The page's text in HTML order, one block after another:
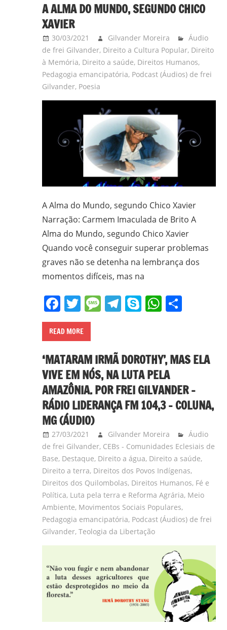
A ALMA DO MUNDO, SEGUNDO CHICO
XAVIER
30/03/2021 Gilvander Moreira
Áudio
de frei Gilvander, Direito a Cultura Popular, Direito
à Memória, Direito a saúde, Direitos Humanos,
Pedagogia emancipatória, Podcast (Áudios) de frei
Gilvander, Poesia
A Alma do Mundo, segundo Chico Xavier
Narração: Carmem Imaculada de Brito A
Alma do Mundo, segundo Chico Xavier
Quando você conseguir superar problemas
graves não se detenha na lembrança dos
momentos difíceis, mas na
Facebook
Twitter
Message
Telegram
SkypeShare
READ MORE
‘MATARAM IRMÃ DOROTHY’, MAS ELA
VIVE EM NÓS, NA LUTA PELA
AMAZÔNIA. POR FREI GILVANDER –
RÁDIO LIDERANÇA FM 104,3 – COLUNA,
MG (ÁUDIO)
27/03/2021 Gilvander Moreira
Áudio
de frei Gilvander, CEBs - Comunidades Eclesiais de
Base, Destaque, Direito a água, Direito a saúde,
Direito a terra, Direitos dos Povos Indígenas,
Direitos dos Quilombolas, Direitos Humanos, Fé e
Política, Luta pela terra e Reforma Agrária, Meio
Ambiente, Movimentos Sociais Populares,
Pedagogia emancipatória, Podcast (Áudios) de frei
Gilvander, Teologia da Libertação